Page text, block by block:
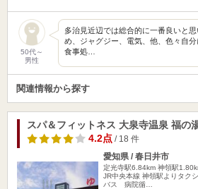
50代～
男性
多治見近辺では総合的に一番良いと
め、ジャグジー、電気、他、色々自分
食事処…
関連情報から探す
スパ＆フィットネス 大泉寺温泉 福の
4.2点/ 18 件
愛知県 / 春日井市
定光寺駅6.84km 神領駅
JR中央本線 神領駅よりタク
バス 病院循…